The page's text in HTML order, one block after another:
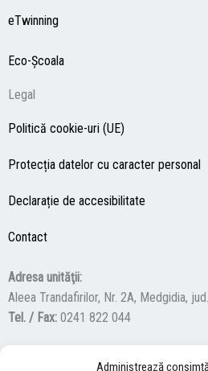
Administrează
eTwinning
Eco-Şcoala
Legal
Politică cookie-uri (UE)
Protecția datelor cu caracter personal
Declarație de accesibilitate
Contact
Adresa unităţii:
Aleea Trandafirilor, Nr. 2A, Medgidia,
Tel. / Fax: 0241 822 044